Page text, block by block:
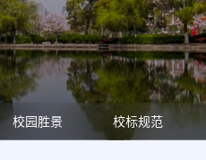
校园胜景 校标规范